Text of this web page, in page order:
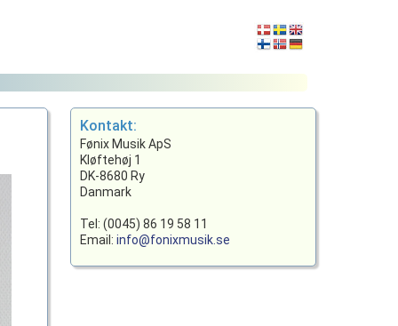
Kontakt:
Fønix Musik ApS
Kløftehøj 1
DK-8680 Ry
Danmark
Tel: (0045) 86 19 58 11
Email:info@fonixmusik.se